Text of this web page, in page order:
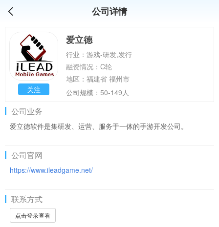
公司详情
关注
爱立德
行业：游戏-研发,发行
融资情况：C轮
地区：福建省 福州市
公司规模：50-149人
公司业务
爱立德软件是集研发、运营、服务于一体的手游开发公司。
公司官网
https://www.ileadgame.net/
联系方式
点击登录查看